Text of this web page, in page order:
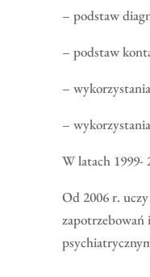
– podstaw
– podstaw
–
–
W latach 1999-
Od 2006 r.
zapotrzebowań